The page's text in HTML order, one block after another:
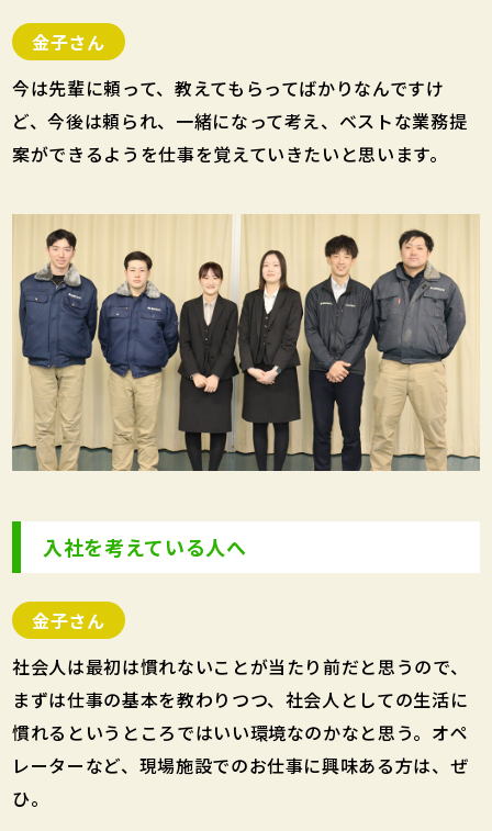
金子さん
今は先輩に頼って、教えてもらってばかりなんですけ
ど、今後は頼られ、一緒になって考え、ベストな業務提
案ができるようを仕事を覚えていきたいと思います。
入社を考えている人へ
金子さん
社会人は最初は慣れないことが当たり前だと思うので、
まずは仕事の基本を教わりつつ、社会人としての生活に
慣れるというところではいい環境なのかなと思う。オペ
レーターなど、現場施設でのお仕事に興味ある方は、ぜ
ひ。